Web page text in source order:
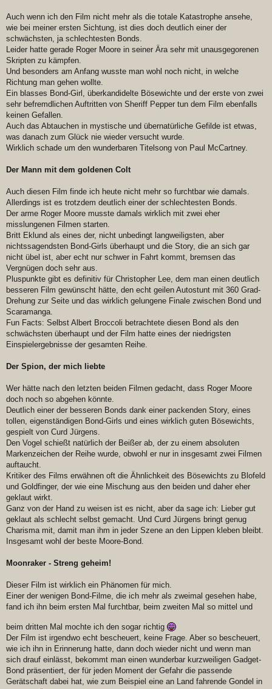
Auch wenn ich den Film nicht mehr als die totale Katastrophe ansehe,
wie bei meiner ersten Sichtung, ist dies doch deutlich einer der
schwächsten, ja schlechtesten Bonds.
Leider hatte gerade Roger Moore in seiner Ära sehr mit unausgegorenen
Skripten zu kämpfen.
Und besonders am Anfang wusste man wohl noch nicht, in welche
Richtung man gehen wollte.
Ein blasses Bond-Girl, überkandidelte Bösewichte und der erste von zwei
sehr befremdlichen Auftritten von Sheriff Pepper tun dem Film ebenfalls
keinen Gefallen.
Auch das Abtauchen in mystische und übernatürliche Gefilde ist etwas,
was danach zum Glück nie wieder versucht wurde.
Wirklich schade um den wunderbaren Titelsong von Paul McCartney.
Der Mann mit dem goldenen Colt
Auch diesen Film finde ich heute nicht mehr so furchtbar wie damals.
Allerdings ist es trotzdem deutlich einer der schlechtesten Bonds.
Der arme Roger Moore musste damals wirklich mit zwei eher
misslungenen Filmen starten.
Britt Eklund als eines der, nicht unbedingt langweiligsten, aber
nichtssagendsten Bond-Girls überhaupt und die Story, die an sich gar
nicht übel ist, aber echt nur schwer in Fahrt kommt, bremsen das
Vergnügen doch sehr aus.
Pluspunkte gibt es definitiv für Christopher Lee, dem man einen deutlich
besseren Film gewünscht hätte, den echt geilen Autostunt mit 360 Grad-
Drehung zur Seite und das wirklich gelungene Finale zwischen Bond und
Scaramanga.
Fun Facts: Selbst Albert Broccoli betrachtete diesen Bond als den
schwächsten überhaupt und der Film hatte eines der niedrigsten
Einspielergebnisse der gesamten Reihe.
Der Spion, der mich liebte
Wer hätte nach den letzten beiden Filmen gedacht, dass Roger Moore
doch noch so abgehen könnte.
Deutlich einer der besseren Bonds dank einer packenden Story, eines
tollen, eigenständigen Bond-Girls und eines wirklich guten Bösewichts,
gespielt von Curd Jürgens.
Den Vogel schießt natürlich der Beißer ab, der zu einem absoluten
Markenzeichen der Reihe wurde, obwohl er nur in insgesamt zwei Filmen
auftaucht.
Kritiker des Films erwähnen oft die Ähnlichkeit des Bösewichts zu Blofeld
und Goldfinger, der wie eine Mischung aus den beiden und daher eher
geklaut wirkt.
Ganz von der Hand zu weisen ist es nicht, aber da sage ich: Lieber gut
geklaut als schlecht selbst gemacht. Und Curd Jürgens bringt genug
Charisma mit, damit man ihm in jeder Szene an den Lippen kleben bleibt.
Insgesamt wohl der beste Moore-Bond.
Moonraker - Streng geheim!
Dieser Film ist wirklich ein Phänomen für mich.
Einer der wenigen Bond-Filme, die ich mehr als zweimal gesehen habe,
fand ich ihn beim ersten Mal furchtbar, beim zweiten Mal so mittel und
beim dritten Mal mochte ich den sogar richtig
Der Film ist irgendwo echt bescheuert, keine Frage. Aber so bescheuert,
wie ich ihn in Erinnerung hatte, dann doch wieder nicht und wenn man
sich drauf einlässt, bekommt man einen wunderbar kurzweiligen Gadget-
Bond präsentiert, der für jeden Moment der Gefahr die passende
Gerätschaft dabei hat, wie zum Beispiel eine an Land fahrende Gondel in